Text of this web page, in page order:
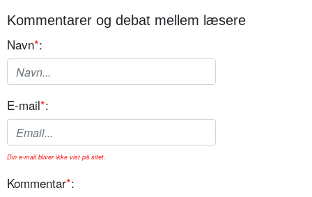
Kommentarer og debat mellem læsere
Navn*:
E-mail*:
Din e-mail bliver ikke vist på sitet.
Kommentar*: